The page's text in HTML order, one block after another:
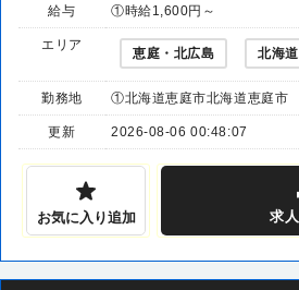
給与 ①時給1,600円～
エリア
恵庭・北広島 北海道
勤務地 ①北海道恵庭市北海道恵庭市
更新 2026-08-06 00:48:07
お気に入り追加 求人